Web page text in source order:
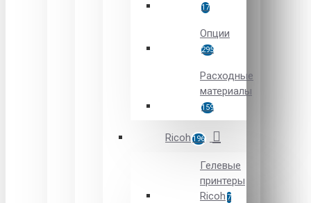
17
Опции
295
Расходные
материалы
159
Ricoh 196
Гелевые
принтеры
Ricoh 7